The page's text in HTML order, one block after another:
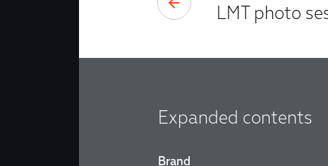
LMT photo
Expanded contents
Brand